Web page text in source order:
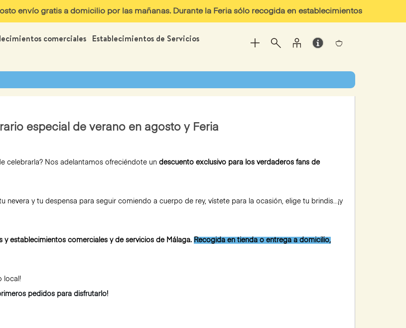
envío gratis a domicilio por las mañanas. Durante la Feria sólo recogida en establecimientos
comerciales Establecimientos de Servicios
especial de verano en agosto y Feria
celebrarla? Nos adelantamos ofreciéndote un descuento exclusivo para los verdaderos fans de
tu nevera y tu despensa para seguir comiendo a cuerpo de rey, vístete para la ocasión, elige tu brindis…¡y
establecimientos comerciales y de servicios de Málaga. Recogida en tienda o entrega a domicilio,
local!
pedidos para disfrutarlo!